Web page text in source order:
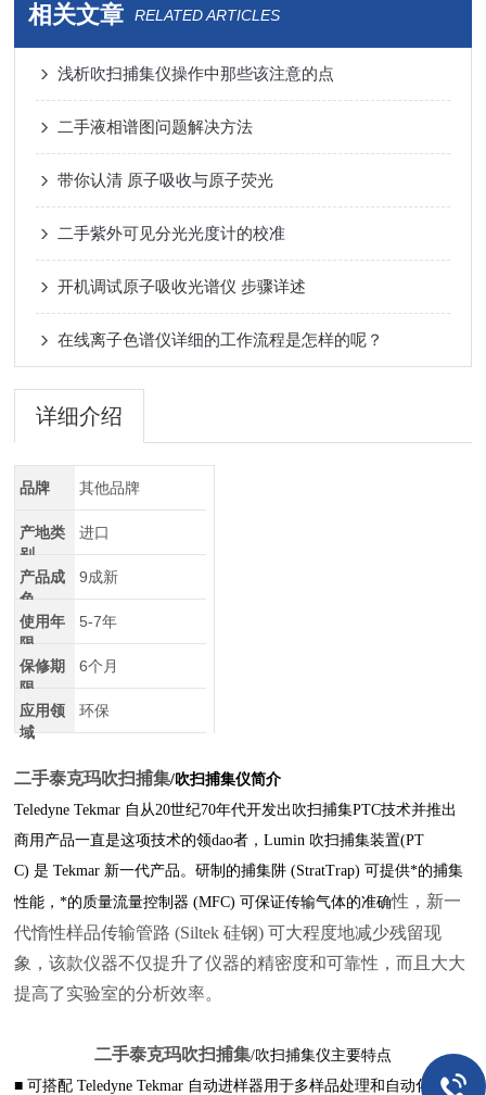
相关文章 RELATED ARTICLES
浅析吹扫捕集仪操作中那些该注意的点
二手液相谱图问题解决方法
带你认清 原子吸收与原子荧光
二手紫外可见分光光度计的校准
开机调试原子吸收光谱仪 步骤详述
在线离子色谱仪详细的工作流程是怎样的呢？
详细介绍
品牌 其他品牌
产地类
别
进口
产品成
色
9成新
使用年
限
5-7年
保修期
限
6个月
应用领
域
环保
二手泰克玛吹扫捕集/吹扫捕集仪简介
Teledyne Tekmar 自从20世纪70年代开发出吹扫捕集PTC技术并推出
商用产品一直是这项技术的领dao者，Lumin 吹扫捕集装置(PT
C) 是 Tekmar 新一代产品。研制的捕集阱 (StratTrap) 可提供*的捕集
性能，*的质量流量控制器 (MFC) 可保证传输气体的准确性，新一
代惰性样品传输管路 (Siltek 硅钢) 可大程度地减少残留现
象，该款仪器不仅提升了仪器的精密度和可靠性，而且大大
提高了实验室的分析效率。
二手泰克玛吹扫捕集/吹扫捕集仪主要特点
■ 可搭配 Teledyne Tekmar 自动进样器用于多样品处理和自动化运行